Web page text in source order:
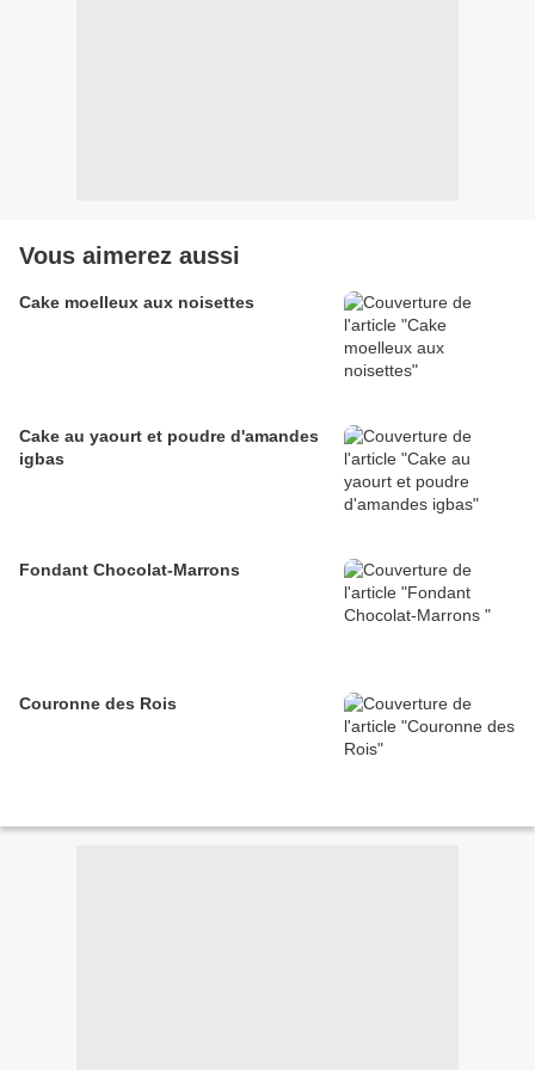
Vous aimerez aussi
Cake moelleux aux noisettes
Cake au yaourt et poudre d'amandes
igbas
Fondant Chocolat-Marrons
Couronne des Rois